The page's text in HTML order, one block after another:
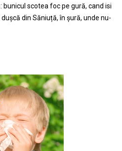
scotea foc pe gură, cand isi
din Săniuță, în șură, unde nu-